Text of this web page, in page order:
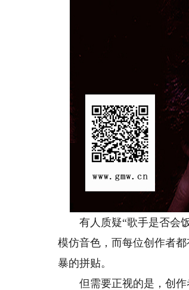
有人质疑“歌手是否会饭
模仿音色，而每位创作者
暴的拼贴。
但需要正视的是，创作